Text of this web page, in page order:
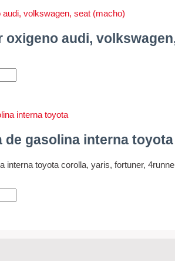
oxigeno audi,
de gasolina interna toyota
interna toyota corolla, yaris, fortuner,